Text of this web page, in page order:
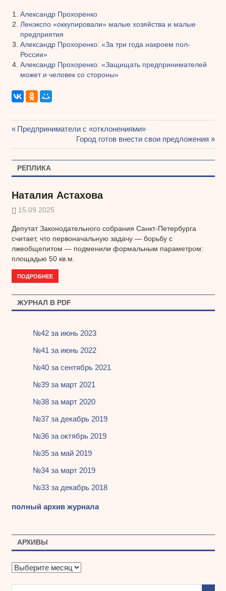
Александр Прохоренко
Ленэкспо «оккупировали» малые хозяйства и малые
предприятия
Александр Прохоренко: «За три года накроем пол-
России»
Александр Прохоренко: «Защищать предпринимателей
может и человек со стороны»
записям
Предыдущая
Предприниматели с «отклонениями»
Следующая
запись:
Город готов внести свои предложения
РЕПЛИКА
Наталия Астахова
15.09.2025
Депутат Законодательного собрания Санкт-Петербурга
считает, что первоначальную задачу — борьбу с
лжеобщепитом — подменили формальным параметром:
площадью 50 кв.м.
ПОДРОБНЕЕ
ЖУРНАЛ В PDF
№42 за июнь 2023
№41 за июнь 2022
№40 за сентябрь 2021
№39 за март 2021
№38 за март 2020
№37 за декабрь 2019
№36 за октябрь 2019
№35 за май 2019
№34 за март 2019
№33 за декабрь 2018
полный архив журнала
АРХИВЫ
А
х